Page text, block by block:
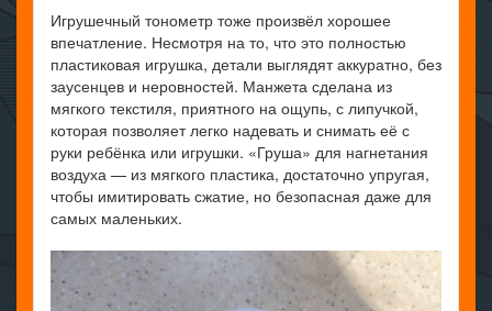
Игрушечный тонометр тоже произвёл хорошее
впечатление. Несмотря на то, что это полностью
пластиковая игрушка, детали выглядят аккуратно, без
заусенцев и неровностей. Манжета сделана из
мягкого текстиля, приятного на ощупь, с липучкой,
которая позволяет легко надевать и снимать её с
руки ребёнка или игрушки. «Груша» для нагнетания
воздуха — из мягкого пластика, достаточно упругая,
чтобы имитировать сжатие, но безопасная даже для
самых маленьких.